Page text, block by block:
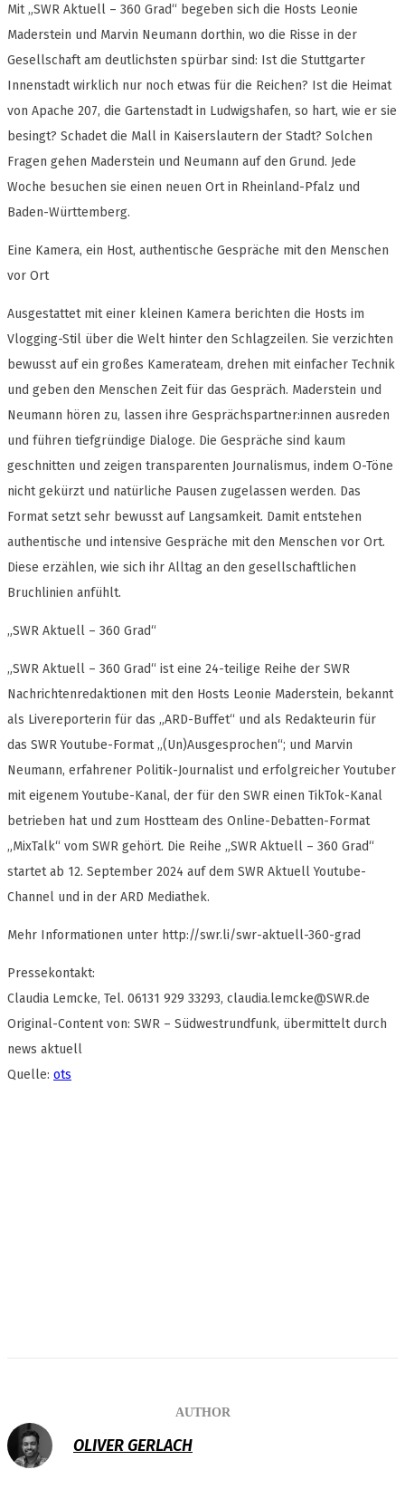
Mit „SWR Aktuell – 360 Grad“ begeben sich die Hosts Leonie
Maderstein und Marvin Neumann dorthin, wo die Risse in der
Gesellschaft am deutlichsten spürbar sind: Ist die Stuttgarter
Innenstadt wirklich nur noch etwas für die Reichen? Ist die Heimat
von Apache 207, die Gartenstadt in Ludwigshafen, so hart, wie er sie
besingt? Schadet die Mall in Kaiserslautern der Stadt? Solchen
Fragen gehen Maderstein und Neumann auf den Grund. Jede
Woche besuchen sie einen neuen Ort in Rheinland-Pfalz und
Baden-Württemberg.
Eine Kamera, ein Host, authentische Gespräche mit den Menschen
vor Ort
Ausgestattet mit einer kleinen Kamera berichten die Hosts im
Vlogging-Stil über die Welt hinter den Schlagzeilen. Sie verzichten
bewusst auf ein großes Kamerateam, drehen mit einfacher Technik
und geben den Menschen Zeit für das Gespräch. Maderstein und
Neumann hören zu, lassen ihre Gesprächspartner:innen ausreden
und führen tiefgründige Dialoge. Die Gespräche sind kaum
geschnitten und zeigen transparenten Journalismus, indem O-Töne
nicht gekürzt und natürliche Pausen zugelassen werden. Das
Format setzt sehr bewusst auf Langsamkeit. Damit entstehen
authentische und intensive Gespräche mit den Menschen vor Ort.
Diese erzählen, wie sich ihr Alltag an den gesellschaftlichen
Bruchlinien anfühlt.
„SWR Aktuell – 360 Grad“
„SWR Aktuell – 360 Grad“ ist eine 24-teilige Reihe der SWR
Nachrichtenredaktionen mit den Hosts Leonie Maderstein, bekannt
als Livereporterin für das „ARD-Buffet“ und als Redakteurin für
das SWR Youtube-Format „(Un)Ausgesprochen“; und Marvin
Neumann, erfahrener Politik-Journalist und erfolgreicher Youtuber
mit eigenem Youtube-Kanal, der für den SWR einen TikTok-Kanal
betrieben hat und zum Hostteam des Online-Debatten-Format
„MixTalk“ vom SWR gehört. Die Reihe „SWR Aktuell – 360 Grad“
startet ab 12. September 2024 auf dem SWR Aktuell Youtube-
Channel und in der ARD Mediathek.
Mehr Informationen unter http://swr.li/swr-aktuell-360-grad
Pressekontakt:
Claudia Lemcke, Tel. 06131 929 33293, claudia.lemcke@SWR.de
Original-Content von: SWR – Südwestrundfunk, übermittelt durch
news aktuell
Quelle: ots
AUTHOR
OLIVER GERLACH